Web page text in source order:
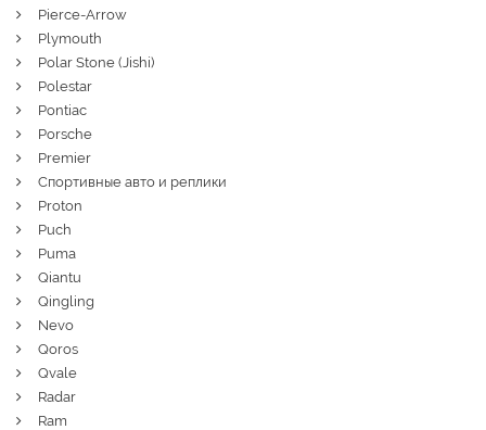
Pierce-Arrow
Plymouth
Polar Stone (Jishi)
Polestar
Pontiac
Porsche
Premier
Спортивные авто и реплики
Proton
Puch
Puma
Qiantu
Qingling
Nevo
Qoros
Qvale
Radar
Ram